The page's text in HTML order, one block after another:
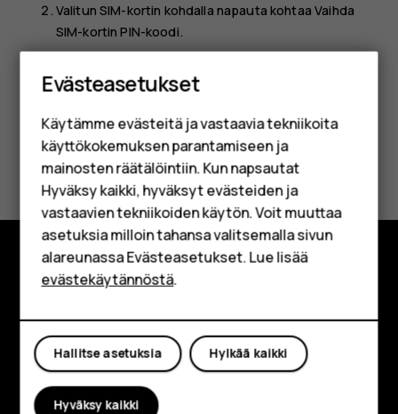
Älypuhelimet
Perinteiset puhelimet
Lisävarusteet
HMD Terra M
Yrityksille
Tabletit
Shop
Valitun SIM-kortin kohdalla napauta kohtaaVaihda
SIM-kortin PIN-koodi.
Oliko tästä apua?
Kyllä Ei
Tutustu
Tietoa meistä
Planet and people
Tuki
Evästeasetukset
Käytämme evästeitä ja vastaavia tekniikoita
käyttökokemuksen parantamiseen ja
mainosten räätälöintiin. Kun napsautat
Hyväksy kaikki, hyväksyt evästeiden ja
vastaavien tekniikoiden käytön. Voit muuttaa
asetuksia milloin tahansa valitsemalla sivun
alareunassa Evästeasetukset. Lue lisää
evästekäytännöstä.
Hylkää kaikki
Hallitse asetuksia
Hyväksy kaikki